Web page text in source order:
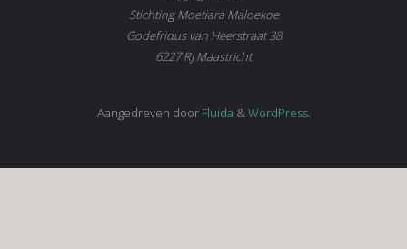
Stichting Moetiara Maloekoe
Godefridus van Heerstraat 38
6227 RJ Maastricht
Aangedreven doorFluida &WordPress.